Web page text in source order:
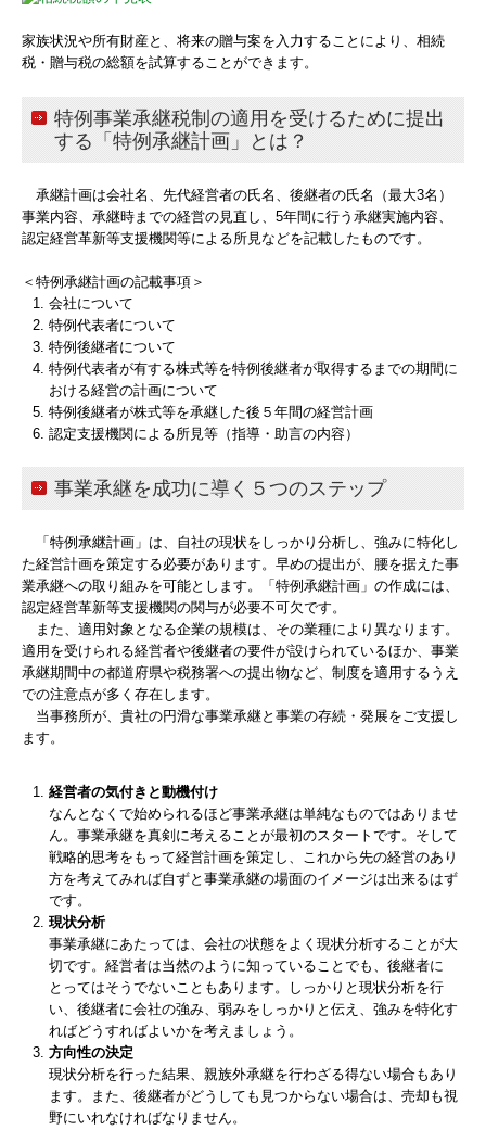
家族状況や所有財産と、将来の贈与案を入力することにより、相続
税・贈与税の総額を試算することができます。
特例事業承継税制の適用を受けるために提出
する「特例承継計画」とは？
承継計画は会社名、先代経営者の氏名、後継者の氏名（最大3名）
事業内容、承継時までの経営の見直し、5年間に行う承継実施内容、
認定経営革新等支援機関等による所見などを記載したものです。
＜特例承継計画の記載事項＞
会社について
特例代表者について
特例後継者について
特例代表者が有する株式等を特例後継者が取得するまでの期間に
おける経営の計画について
特例後継者が株式等を承継した後５年間の経営計画
認定支援機関による所見等（指導・助言の内容）
事業承継を成功に導く５つのステップ
「特例承継計画」は、自社の現状をしっかり分析し、強みに特化し
た経営計画を策定する必要があります。早めの提出が、腰を据えた事
業承継への取り組みを可能とします。「特例承継計画」の作成には、
認定経営革新等支援機関の関与が必要不可欠です。
また、適用対象となる企業の規模は、その業種により異なります。
適用を受けられる経営者や後継者の要件が設けられているほか、事業
承継期間中の都道府県や税務署への提出物など、制度を適用するうえ
での注意点が多く存在します。
当事務所が、貴社の円滑な事業承継と事業の存続・発展をご支援し
ます。
経営者の気付きと動機付け
なんとなくで始められるほど事業承継は単純なものではありませ
ん。事業承継を真剣に考えることが最初のスタートです。そして
戦略的思考をもって経営計画を策定し、これから先の経営のあり
方を考えてみれば自ずと事業承継の場面のイメージは出来るはず
です。
現状分析
事業承継にあたっては、会社の状態をよく現状分析することが大
切です。経営者は当然のように知っていることでも、後継者に
とってはそうでないこともあります。しっかりと現状分析を行
い、後継者に会社の強み、弱みをしっかりと伝え、強みを特化す
ればどうすればよいかを考えましょう。
方向性の決定
現状分析を行った結果、親族外承継を行わざる得ない場合もあり
ます。また、後継者がどうしても見つからない場合は、売却も視
野にいれなければなりません。